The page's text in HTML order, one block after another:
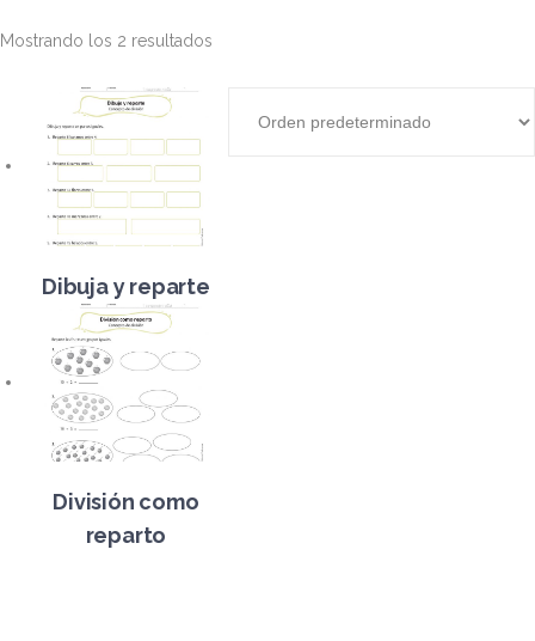
Mostrando los 2 resultados
Dibuja y reparte
División como
reparto